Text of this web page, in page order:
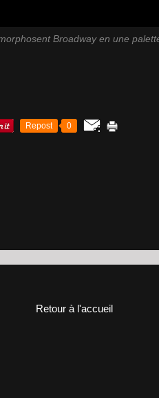
Broadway en une
Repost 0
Retour à l'accueil